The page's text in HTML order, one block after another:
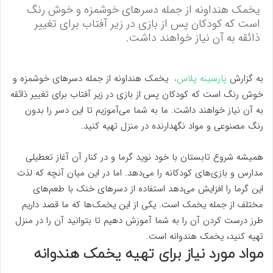
یخمک هنداونه از جمله دسرهای خوشمزه و خوش رنگ
است که کودکان پس از بازی در زیر آفتاب برای تغییر
ذائقه به آن نیاز خواهند داشت.
به گزارش پارسینه پلاس، یخمک هنداونه از جمله دسرهای خوشمزه و
خوش رنگ است که کودکان پس از بازی در زیر آفتاب برای تغییر ذائقه
به آن نیاز خواهند داشت. ما به شما می‌آموزیم تا این دسر را بدون
رنگ مصنوعی و مواد نگهدارنده در منزل تهیه کنید.
همیشه شروع تابستان با خود نوید گرما و در کنار آن آغاز تعطیلی
مدارس و بازی‌های کودکانه را می‌دهد. اما در این میان آنچه که لذت
این گرما را افزایش می‌دهد استفاده از دسرهای خنک با طعم‌های
مختلف از جمله یخمک است. یکی از این یخمک‌ها که ما قصد داریم
طرز درست کردن آن را به شما آموزش دهیم تا بتوانید آن را در منزل
تهیه کنید، یخمک هندوانه است.
مواد مورد نیاز برای تهیه یخمک هندوانه